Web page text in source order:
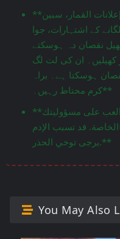
**جميع أنواع إعلانات المراهنات، إعلانات القمار، سبين
کے اشتہارات، جوا
نقصان دہ ہوسکتے
کھیلیں۔ ان کی لت لگ
ہوسکتا ہے۔ براہ
کرم محتاط رہیں۔**
**هذه الألعاب قد تكون ضارة. العب على مسؤوليتك
الخاصة. قد تسبب الإدمান وتؤدي إلى خسائر مالية كبيرة.
يرجى توخي الحذر.**
You May Also